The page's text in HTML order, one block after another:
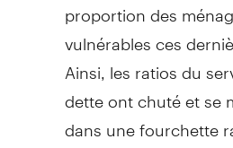
proportion des
vulnérables ces
Ainsi, les ratios du
dette ont chuté et se
dans une fourchette